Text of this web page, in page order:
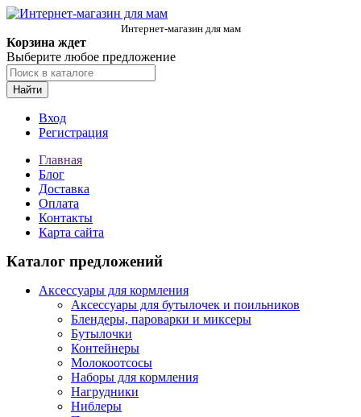
Интернет-магазин для мам
Корзина ждет
Выберите любое предложение
Найти
Вход
Регистрация
Главная
Блог
Доставка
Оплата
Контакты
Карта сайта
Каталог предложений
Аксессуары для кормления
Аксессуары для бутылочек и поильников
Блендеры, пароварки и миксеры
Бутылочки
Контейнеры
Молокоотсосы
Наборы для кормления
Нагрудники
Ниблеры